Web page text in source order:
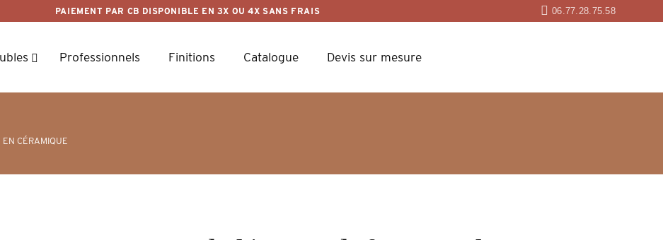
PAIEMENT PAR CB DISPONIBLE EN 3X OU 4X SANS FRAIS 06.77.28.75.58
Professionnels Finitions Catalogue Devis sur mesure
CÉRAMIQUE